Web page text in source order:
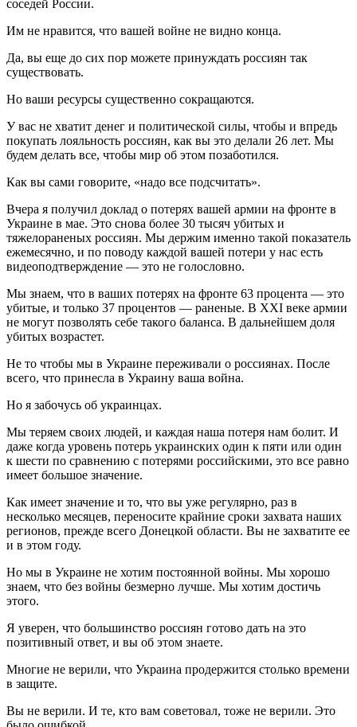
соседей России.
Им не нравится, что вашей войне не видно конца.
Да, вы еще до сих пор можете принуждать россиян так
существовать.
Но ваши ресурсы существенно сокращаются.
У вас не хватит денег и политической силы, чтобы и впредь
покупать лояльность россиян, как вы это делали 26 лет. Мы
будем делать все, чтобы мир об этом позаботился.
Как вы сами говорите, «надо все подсчитать».
Вчера я получил доклад о потерях вашей армии на фронте в
Украине в мае. Это снова более 30 тысяч убитых и
тяжелораненых россиян. Мы держим именно такой показатель
ежемесячно, и по поводу каждой вашей потери у нас есть
видеоподтверждение — это не голословно.
Мы знаем, что в ваших потерях на фронте 63 процента — это
убитые, и только 37 процентов — раненые. В XXI веке армии
не могут позволять себе такого баланса. В дальнейшем доля
убитых возрастет.
Не то чтобы мы в Украине переживали о россиянах. После
всего, что принесла в Украину ваша война.
Но я забочусь об украинцах.
Мы теряем своих людей, и каждая наша потеря нам болит. И
даже когда уровень потерь украинских один к пяти или один
к шести по сравнению с потерями российскими, это все равно
имеет большое значение.
Как имеет значение и то, что вы уже регулярно, раз в
несколько месяцев, переносите крайние сроки захвата наших
регионов, прежде всего Донецкой области. Вы не захватите ее
и в этом году.
Но мы в Украине не хотим постоянной войны. Мы хорошо
знаем, что без войны безмерно лучше. Мы хотим достичь
этого.
Я уверен, что большинство россиян готово дать на это
позитивный ответ, и вы об этом знаете.
Многие не верили, что Украина продержится столько времени
в защите.
Вы не верили. И те, кто вам советовал, тоже не верили. Это